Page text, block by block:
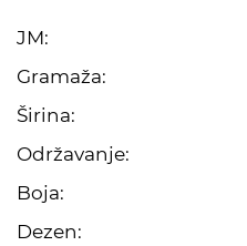
JM:
Gramaža:
Širina:
Održavanje:
Boja:
Dezen: